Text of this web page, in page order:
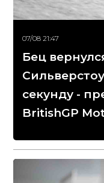
07/08 21:47
Бец
секунду -
BritishGP